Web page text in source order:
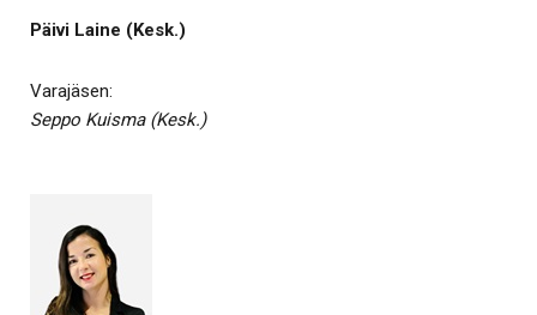
Päivi Laine (Kesk.)
Varajäsen:
Seppo Kuisma (Kesk.)